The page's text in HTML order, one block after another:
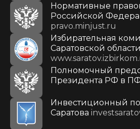
Нормативные
Российской
pravo.minjust.ru
Избирательная
Саратовской области
Полномочный
Президента РФ в
Инвестиционный
Саратова